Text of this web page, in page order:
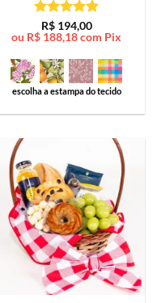
Avaliação5
de 5
R$194,00
ou R$ 188,18com Pix
escolha a estampa do tecido